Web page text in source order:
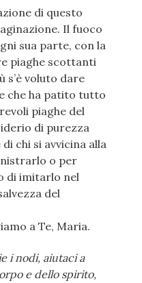
di questo
Il fuoco
sua parte, con la
piaghe scottanti
s’è voluto dare
che ha patito tutto
piaghe del
di purezza
chi si avvicina alla
o per
di imitarlo nel
del
a Te, Maria.
i nodi, aiutaci a
e dello spirito,